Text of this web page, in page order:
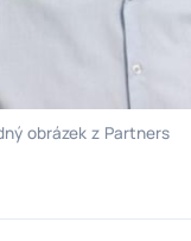
obrázek z Partners